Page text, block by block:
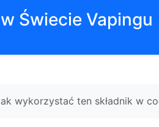
Świecie Vapingu
wykorzystać ten składnik w